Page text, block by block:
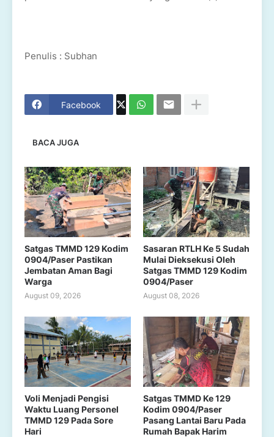
Penulis : Subhan
Facebook
BACA JUGA
Satgas TMMD 129 Kodim
0904/Paser Pastikan
Jembatan Aman Bagi
Warga
August 09, 2026
Sasaran RTLH Ke 5 Sudah
Mulai Dieksekusi Oleh
Satgas TMMD 129 Kodim
0904/Paser
August 08, 2026
Voli Menjadi Pengisi
Waktu Luang Personel
TMMD 129 Pada Sore
Hari
Satgas TMMD Ke 129
Kodim 0904/Paser
Pasang Lantai Baru Pada
Rumah Bapak Harim